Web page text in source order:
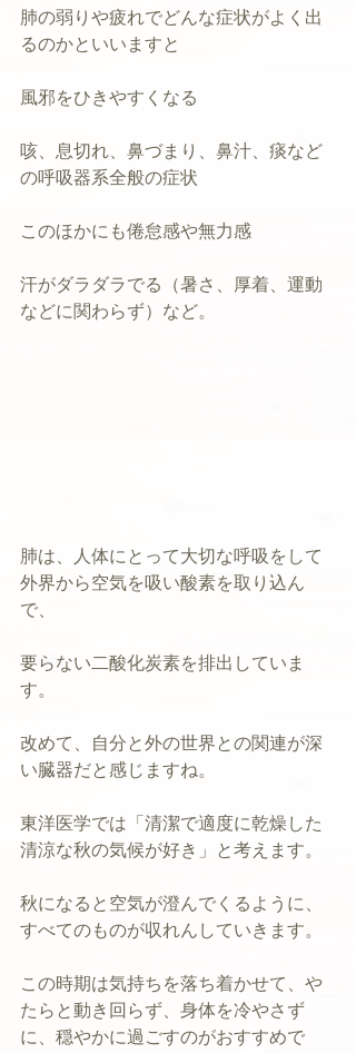
肺の弱りや疲れでどんな症状がよく出
るのかといいますと
風邪をひきやすくなる
咳、息切れ、鼻づまり、鼻汁、痰など
の呼吸器系全般の症状
このほかにも倦怠感や無力感
汗がダラダラでる（暑さ、厚着、運動
などに関わらず）など。
肺は、人体にとって大切な呼吸をして
外界から空気を吸い酸素を取り込ん
で、
要らない二酸化炭素を排出していま
す。
改めて、自分と外の世界との関連が深
い臓器だと感じますね。
東洋医学では「清潔で適度に乾燥した
清涼な秋の気候が好き」と考えます。
秋になると空気が澄んでくるように、
すべてのものが収れんしていきます。
この時期は気持ちを落ち着かせて、や
たらと動き回らず、身体を冷やさず
に、穏やかに過ごすのがおすすめで